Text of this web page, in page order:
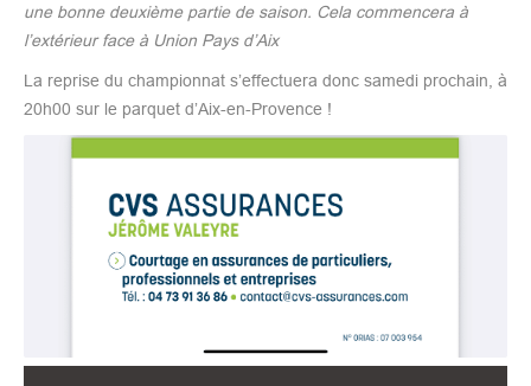
une bonne deuxième partie de saison. Cela commencera à
l’extérieur face à Union Pays d’Aix
La reprise du championnat s’effectuera donc samedi prochain, à
20h00 sur le parquet d’Aix-en-Provence !